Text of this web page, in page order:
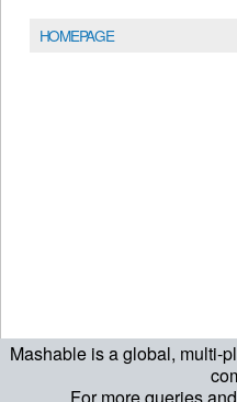
Mashable is a global, multi-
HOMEPAGE